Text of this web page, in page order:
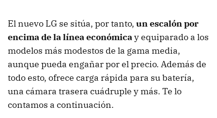
El nuevo LG se sitúa, por tanto, un escalón por
encima de la línea económicay equiparado a los
modelos más modestos de la gama media,
aunque pueda engañar por el precio. Además de
todo esto, ofrece carga rápida para su batería,
una cámara trasera cuádruple y más. Te lo
contamos a continuación.